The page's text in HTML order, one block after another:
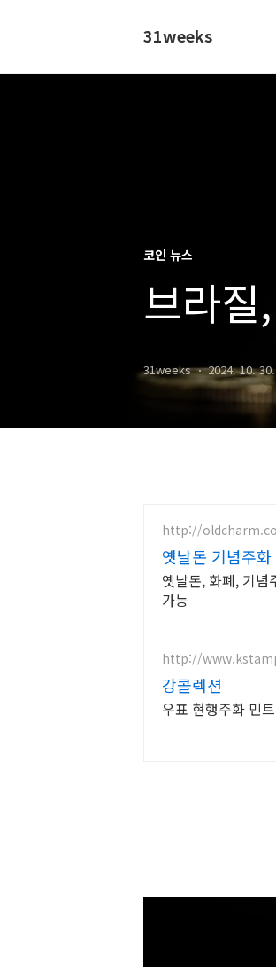
31weeks
코인 뉴스
브라
31weeks 2024. 10.
http://
옛날돈 기념주
옛날돈, 화폐, 기념
가능
http://
강콜렉션
우표 현행주화 민